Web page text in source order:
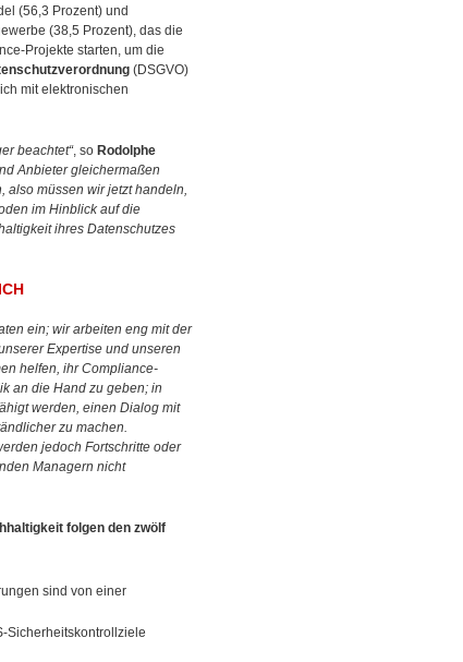
(56,3 Prozent) und
(38,5 Prozent), das die
Projekte starten, um die
(DSGVO)
mit elektronischen
beachtet“, so Rodolphe
Anbieter gleichermaßen
also müssen wir jetzt handeln,
im Hinblick auf die
ihres Datenschutzes
ein; wir arbeiten eng mit der
Expertise und unseren
helfen, ihr Compliance-
an die Hand zu geben; in
werden, einen Dialog mit
zu machen.
jedoch Fortschritte oder
Managern nicht
folgen den zwölf
sind von einer
Sicherheitskontrollziele